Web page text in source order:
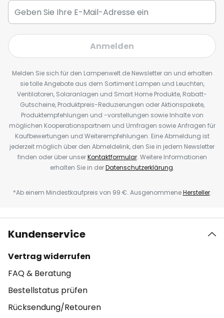
Anmelden
Melden Sie sich für den Lampenwelt.de Newsletter an und erhalten
sie tolle Angebote aus dem Sortiment Lampen und Leuchten,
Ventilatoren, Solaranlagen und Smart Home Produkte, Rabatt-
Gutscheine, Produktpreis-Reduzierungen oder Aktionspakete,
Produktempfehlungen und -vorstellungen sowie Inhalte von
möglichen Kooperationspartnern und Umfragen sowie Anfragen für
Kaufbewertungen und Weiterempfehlungen. Eine Abmeldung ist
jederzeit möglich über den Abmeldelink, den Sie in jedem Newsletter
finden oder über unserKontaktformular. Weitere Informationen
erhalten Sie in derDatenschutzerklärung.
*Ab einem Mindestkaufpreis von 99 €. AusgenommeneHersteller.
Kundenservice
Vertrag widerrufen
FAQ & Beratung
Bestellstatus prüfen
Rücksendung/Retouren